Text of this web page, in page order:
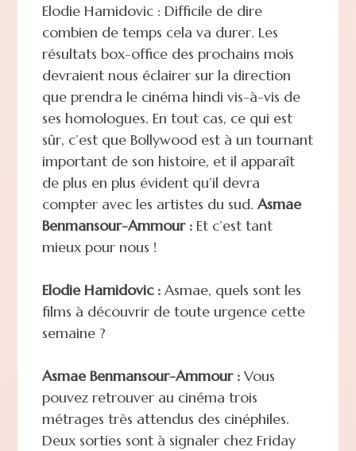
Elodie Hamidovic : Difficile de dire
combien de temps cela va durer. Les
résultats box-office des prochains mois
devraient nous éclairer sur la direction
que prendra le cinéma hindi vis-à-vis de
ses homologues. En tout cas, ce qui est
sûr, c’est que Bollywood est à un tournant
important de son histoire, et il apparaît
de plus en plus évident qu’il devra
compter avec les artistes du sud. Asmae
Benmansour-Ammour :Et c’est tant
mieux pour nous !
Elodie Hamidovic :Asmae, quels sont les
films à découvrir de toute urgence cette
semaine ?
Asmae Benmansour-Ammour :Vous
pouvez retrouver au cinéma trois
métrages très attendus des cinéphiles.
Deux sorties sont à signaler chez Friday